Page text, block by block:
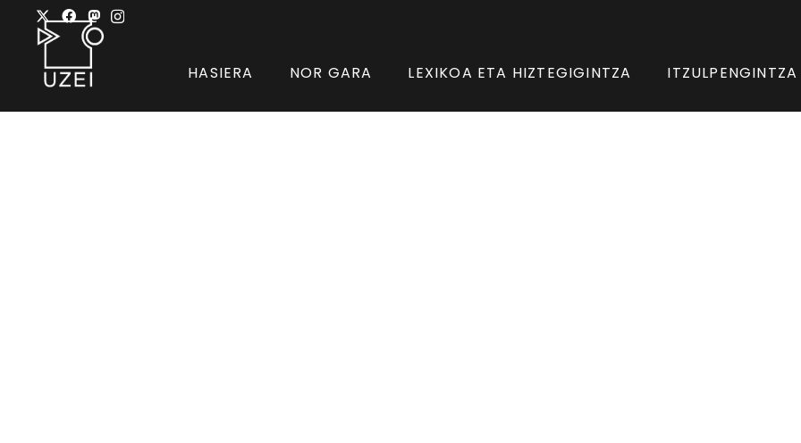
HASIERA NOR GARA LEXIKOA ETA HIZTEGIGINTZA ITZULPENGINTZA